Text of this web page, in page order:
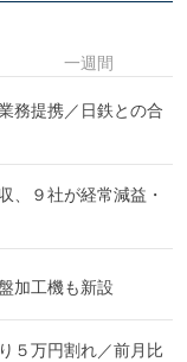
務提携／日鉄との合
、９社が経常減益・
加工機も新設
５万円割れ／前月比
一週間